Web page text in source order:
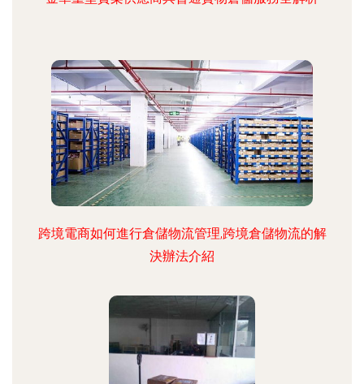
跨境電商如何進行倉儲物流管理,跨境倉儲物流的解
決辦法介紹